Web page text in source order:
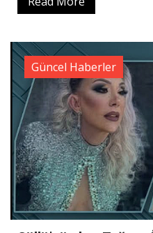
Güncel Haberler